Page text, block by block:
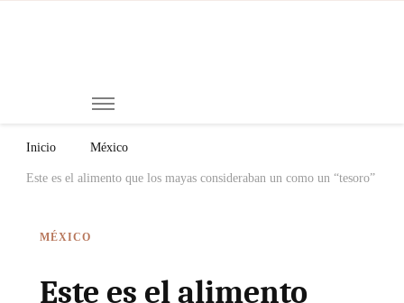
Inicio México
Este es el alimento que los mayas consideraban un como un “tesoro”
MÉXICO
Este es el alimento